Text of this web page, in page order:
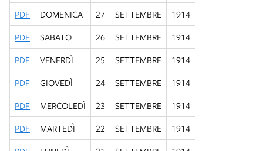
PDF
DOMENICA 27 SETTEMBRE
1914
PDF
SABATO 26 SETTEMBRE
1914
PDF
VENERDÌ 25 SETTEMBRE
1914
PDF
GIOVEDÌ 24 SETTEMBRE
1914
PDF
MERCOLEDÌ 23 SETTEMBRE
1914
PDF
MARTEDÌ 22 SETTEMBRE
1914